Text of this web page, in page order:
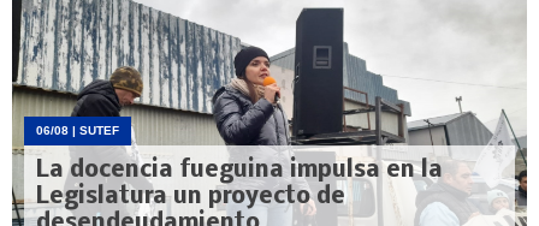
06/08 | SUTEF
La docencia fueguina impulsa en la
Legislatura un proyecto de